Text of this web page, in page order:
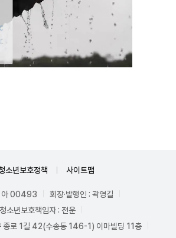
소년보호정책 사이트맵
아 00493
회장·발행인 : 곽영길
청소년보호책임자 : 전운
종로 1길 42(수송동 146-1) 이마빌딩 11층